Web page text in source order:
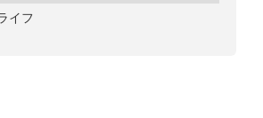
イフ